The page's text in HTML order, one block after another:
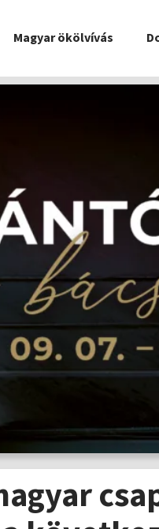
Magyar ökölvívás